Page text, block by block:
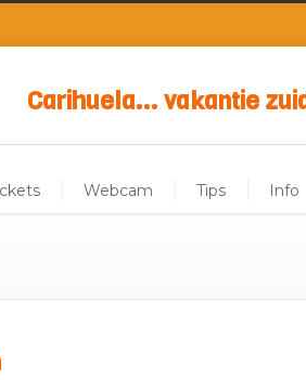
Carihuela... vakantie
Webcam Tips Info